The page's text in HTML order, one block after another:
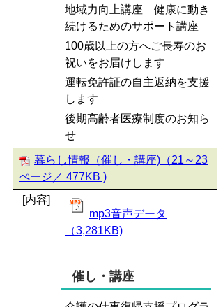
地域力向上講座 健康に動き
続けるためのサポート講座
100歳以上の方へご長寿のお
祝いをお届けします
運転免許証の自主返納を支援
します
後期高齢者医療制度のお知ら
せ
暮らし情報（催し・講座)（21～23
ぺージ／ 477KB )
[内容]
mp3音声データ
（3,281KB)
催し・講座